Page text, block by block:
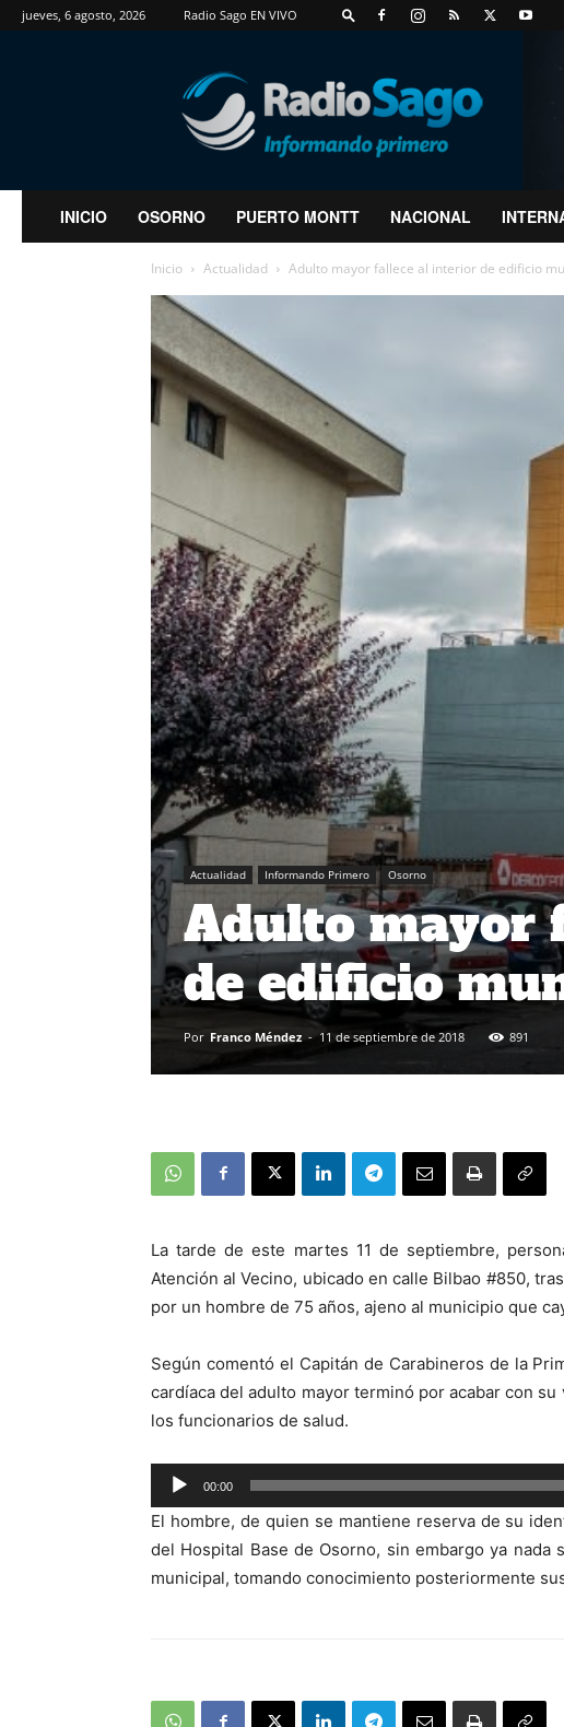
jueves, 6 agosto, 2026 Radio Sago EN VIVO
RadioSago
INICIO OSORNO PUERTO MONTT NACIONAL
Inicio Actualidad Adulto mayor fallece al interior de edificio
Actualidad Informando Primero Osorno
Adulto mayor
de edificio
Por Franco Méndez - 11 de septiembre de 2018 891
La tarde de este martes 11 de septiembre,
Atención al Vecino, ubicado en calle Bilbao #850,
por un hombre de 75 años, ajeno al municipio que
Según comentó el Capitán de Carabineros de la
cardíaca del adulto mayor terminó por acabar con
los funcionarios de salud.
Reproductor
de
audio
00:00
El hombre, de quien se mantiene reserva de su
del Hospital Base de Osorno, sin embargo ya
municipal, tomando conocimiento posteriormente